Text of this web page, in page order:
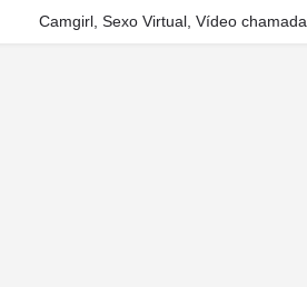
Camgirl, Sexo Virtual, Vídeo chamada